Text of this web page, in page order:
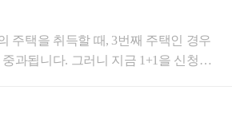
는 두번째 아파트가 조정지역일 경우
초과 : 9%)의 취득세율이 적용됩니다.
시, 종전주택과 신규주택이 모두 조
일시적 2주택 취득세율인 1.1%~3.5%
을 충족하기 때문입니다. 그 외 추
하므로 현재 '분양권' 상태이기 때문에
관련 감면은 불가능합니다. 감사합니다. ^^
주택을 취득할 때, 3번째 주택인 경우
과됩니다. 그러니 지금 1+1을 신청한
세에서 아직 그것은 1채의 주택이지 2